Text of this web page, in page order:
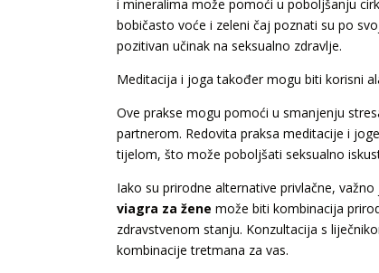
i mineralima može pomoći u poboljšanju
bobičasto voće i zeleni čaj poznati su po
pozitivan učinak na seksualno zdravlje.
Meditacija i joga također mogu biti korisni
Ove prakse mogu pomoći u smanjenju
partnerom. Redovita praksa meditacije i
tijelom, što može poboljšati seksualno
Iako su prirodne alternative privlačne,
viagra za žene može biti kombinacija
zdravstvenom stanju. Konzultacija s
kombinacije tretmana za vas.